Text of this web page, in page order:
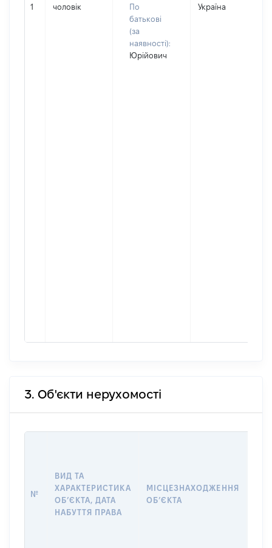
1 чоловік
По
батькові
(за
наявності):
Юрійович
Україна
3. Об'єкти нерухомості
№
ВИД ТА
ХАРАКТЕРИСТИКА
ОБʼЄКТА, ДАТА
НАБУТТЯ ПРАВА
МІСЦЕЗНАХОДЖЕННЯ
ОБʼЄКТА